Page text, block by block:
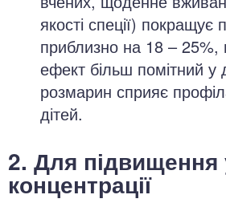
якості спеції) покращує
приблизно на 18 – 25%,
ефект більш помітний у
розмарин сприяє
дітей.
2. Для підвищення
концентрації